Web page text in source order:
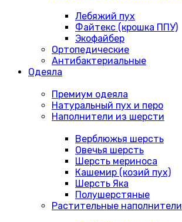
Лебяжий пух
Файтекс (крошка ППУ)
Экофайбер
Ортопедические
Антибактериальные
Одеяла
Премиум одеяла
Натуральный пух и перо
Наполнители из шерсти
Верблюжья шерсть
Овечья шерсть
Шерсть мериноса
Кашемир (козий пух)
Шерсть Яка
Полушерстяные
Растительные наполнители